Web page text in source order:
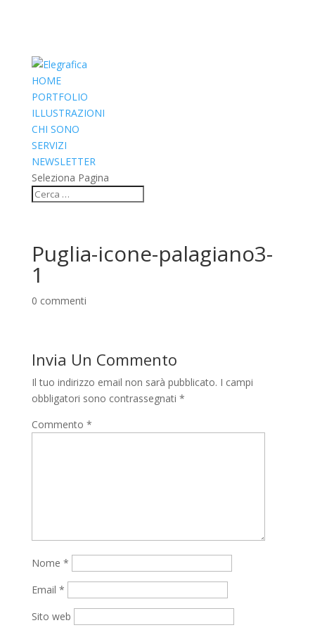
HOME
PORTFOLIO
ILLUSTRAZIONI
CHI SONO
SERVIZI
NEWSLETTER
Seleziona Pagina
Puglia-icone-palagiano3-
1
0 commenti
Invia Un Commento
Il tuo indirizzo email non sarà pubblicato. I campi
obbligatori sono contrassegnati *
Commento *
Nome *
Email *
Sito web